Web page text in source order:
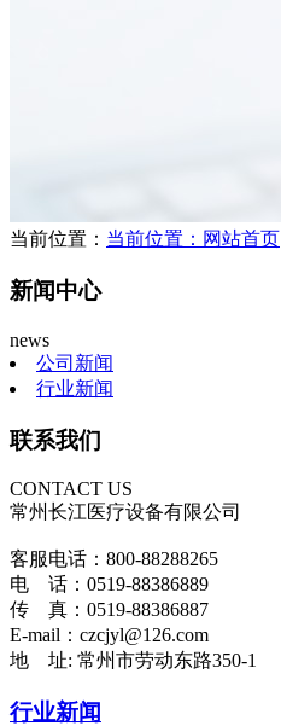
当前位置： 当前位置： 网站首页
新闻中心
news
公司新闻
行业新闻
联系我们
CONTACT US
常州长江医疗设备有限公司
客服电话：800-88288265
电 话：0519-88386889
传 真：0519-88386887
E-mail：czcjyl@126.com
地 址: 常州市劳动东路350-1
行业新闻